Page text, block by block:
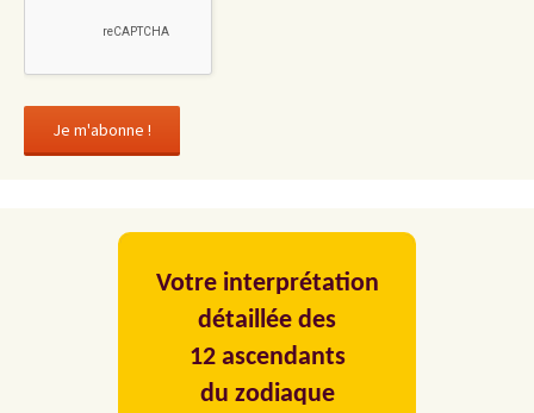
Votre interprétation
détaillée des
12 ascendants
du zodiaque